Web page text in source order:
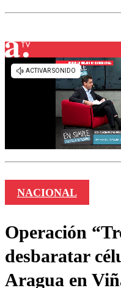
NACIONAL
Operación
desbaratar
Aragua en